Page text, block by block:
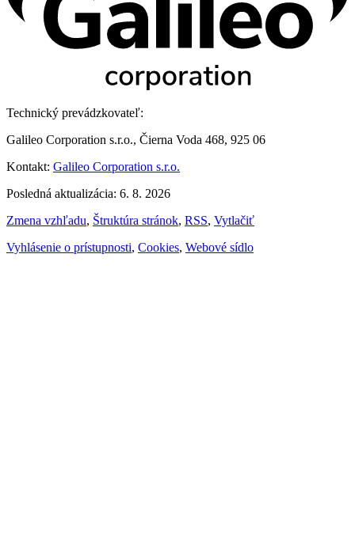
Technický prevádzkovateľ:
Galileo Corporation s.r.o., Čierna Voda 468, 925 06
Kontakt: Galileo Corporation s.r.o.
Posledná aktualizácia: 6. 8. 2026
Zmena vzhľadu, Štruktúra stránok, RSS, Vytlačiť
Vyhlásenie o prístupnosti, Cookies, Webové sídlo